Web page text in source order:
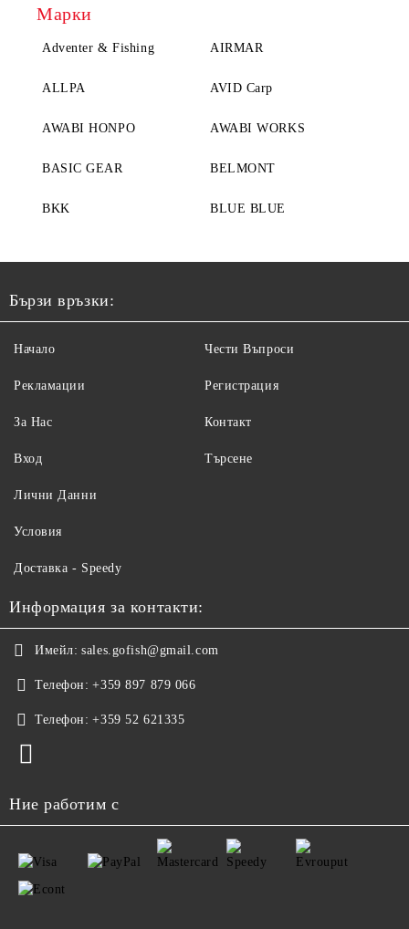
Марки
Adventer & Fishing AIRMAR
ALLPA AVID Carp
AWABI HONPO AWABI WORKS
BASIC GEAR BELMONT
BKK BLUE BLUE
Бързи връзки:
Начало
Рекламации
За Нас
Вход
Чести Въпроси
Регистрация
Контакт
Търсене
Лични Данни
Условия
Доставка - Speedy
Информация за контакти:
Имейл: sales.gofish@gmail.com
Телефон: +359 897 879 066
Телефон: +359 52 621335
Ние работим с